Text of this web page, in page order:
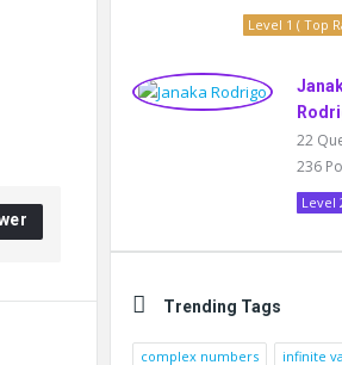
Level 1 ( Top
22
236
Level
Trending Tags
complex numbers
infinite